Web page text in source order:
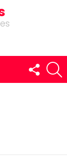
FOLLOW
US